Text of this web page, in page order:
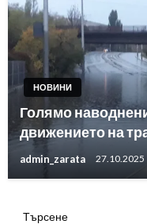
НОВИНИ
Голямо
движението на
admin_zarata 27.10.2025
Търсене